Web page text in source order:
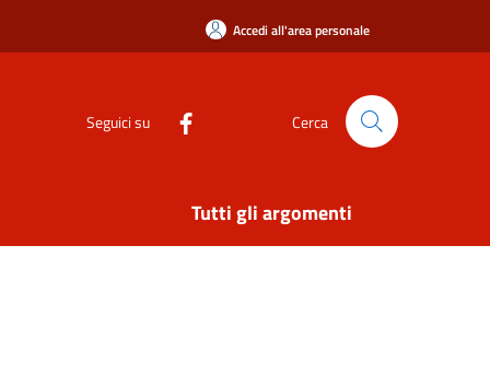
Accedi all'area personale
Seguici su Cerca
Tutti gli argomenti